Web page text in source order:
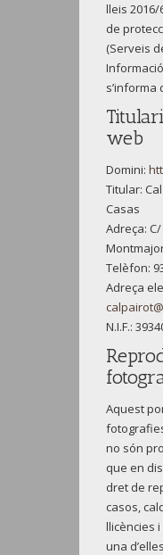
lleis 2016/
de
(Serveis
s’informa
web
Domini:
Titular:
Casas
Adreça:
Telèfon:
Adreça
N.I.F.:
Aquest
no són
que en
dret de
casos,
llicències
una